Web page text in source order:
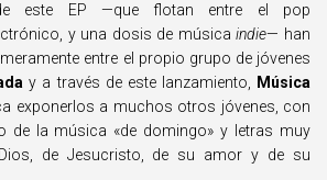
este EP —que flotan entre el pop
y una dosis de músicaindie— han
entre el propio grupo de jóvenes
y a través de este lanzamiento,
Música
exponerlos a muchos otros jóvenes, con
de la música «de domingo» y letras muy
de Jesucristo, de su amor y de su